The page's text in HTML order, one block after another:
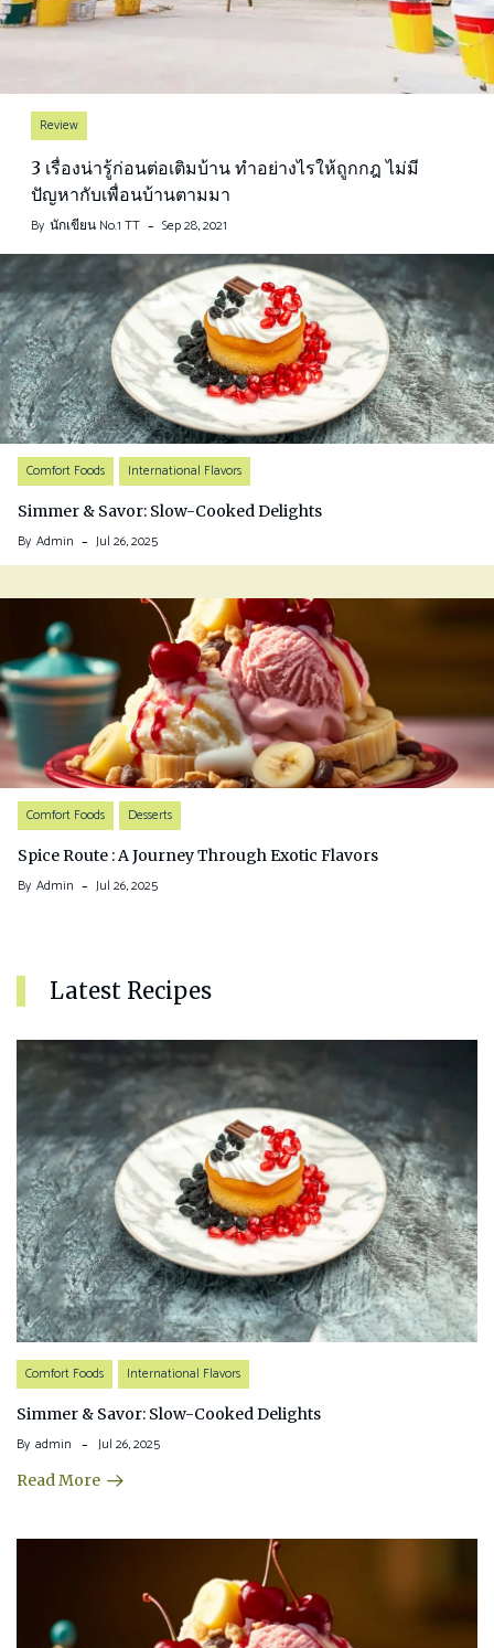
Review
3 เรื่องน่ารู้ก่อนต่อเติมบ้าน ทำอย่างไรให้ถูกกฎ ไม่มี
ปัญหากับเพื่อนบ้านตามมา
By นักเขียน No.1 TT Sep 28, 2021
Comfort Foods International Flavors
Simmer & Savor: Slow-Cooked Delights
By Admin Jul 26, 2025
Comfort Foods Desserts
Spice Route : A Journey Through Exotic Flavors
By Admin Jul 26, 2025
Latest Recipes
Comfort Foods International Flavors
Simmer & Savor: Slow-Cooked Delights
By admin Jul 26, 2025
Read More